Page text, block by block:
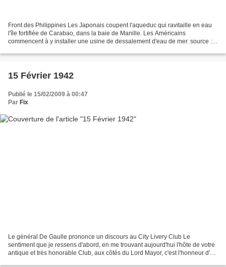
Front des Philippines Les Japonais coupent l'aqueduc qui ravitaille en eau
l'île fortifiée de Carabao, dans la baie de Manille. Les Américains
commencent à y installer une usine de dessalement d'eau de mer. source :
15 Février 1942
Publié le 15/02/2009 à 00:47
Par Fix
Le général De Gaulle prononce un discours au City Livery Club Le
sentiment que je ressens d'abord, en me trouvant aujourd'hui l'hôte de votre
antique et très honorable Club, aux côtés du Lord Mayor, c'est l'honneur d'y